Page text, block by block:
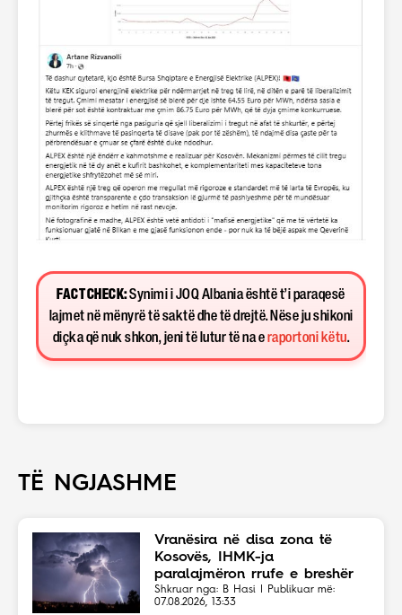
FACT CHECK:Synimi i JOQ Albania është t’i paraqesë
lajmet në mënyrë të saktë dhe të drejtë. Nëse ju shikoni
diçka që nuk shkon, jeni të lutur të na e raportoni këtu.
TË NGJASHME
Vranësira në disa zona të
Kosovës, IHMK-ja
paralajmëron rrufe e breshër
Shkruar nga: B Hasi | Publikuar më:
07.08.2026, 13:33